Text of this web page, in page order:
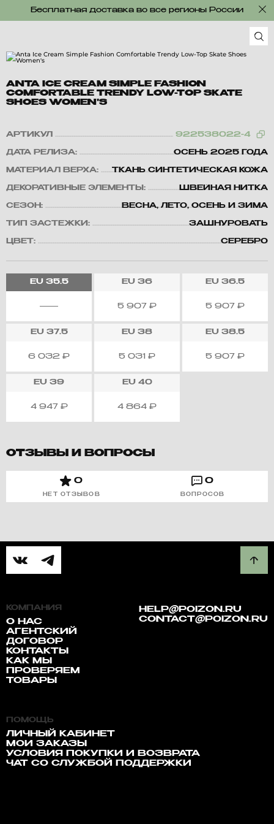
Бесплатная доставка во все регионы России
ANTA ICE CREAM SIMPLE FASHION
COMFORTABLE TRENDY LOW-TOP SKATE
SHOES WOMEN'S
АРТИКУЛ 922538022-4
ДАТА РЕЛИЗА: ОСЕНЬ 2025 ГОДА
МАТЕРИАЛ ВЕРХА: ТКАНЬ СИНТЕТИЧЕСКАЯ КОЖА
ДЕКОРАТИВНЫЕ ЭЛЕМЕНТЫ: ШВЕЙНАЯ НИТКА
СЕЗОН: ВЕСНА, ЛЕТО, ОСЕНЬ И ЗИМА
ТИП ЗАСТЕЖКИ: ЗАШНУРОВАТЬ
ЦВЕТ: СЕРЕБРО
EU35.5 EU 36
5 907 ₽
EU 36.5
5 907 ₽
EU37.5
6 032 ₽
EU 38
5 031 ₽
EU 38.5
5 907 ₽
EU 39
4 947 ₽
EU40
4 864 ₽
ОТЗЫВЫ И ВОПРОСЫ
0
НЕТ ОТЗЫВОВ
0
ВОПРОСОВ
КОМПАНИЯ
О НАС
АГЕНТСКИЙ
ДОГОВОР
КОНТАКТЫ
КАК МЫ
ПРОВЕРЯЕМ
ТОВАРЫ
HELP@POIZON.RU
CONTACT@POIZON.RU
ПОМОЩЬ
ЛИЧНЫЙ КАБИНЕТ
МОИ ЗАКАЗЫ
УСЛОВИЯ ПОКУПКИ И ВОЗВРАТА
ЧАТ СО СЛУЖБОЙ ПОДДЕРЖКИ